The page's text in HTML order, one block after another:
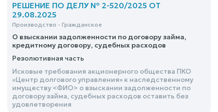
РЕШЕНИЕ ПО ДЕЛУ № 2-520/2025 ОТ
29.08.2025
Производство - Гражданское
О взыскании задолженности по договору займа,
кредитному договору, судебных расходов
Резолютивная часть
Исковые требования акционерного общества ПКО
«Центр долгового управления» к наследственному
имуществу <ФИО> о взыскании задолженности по
договору займа, судебных расходов оставить без
удовлетворения